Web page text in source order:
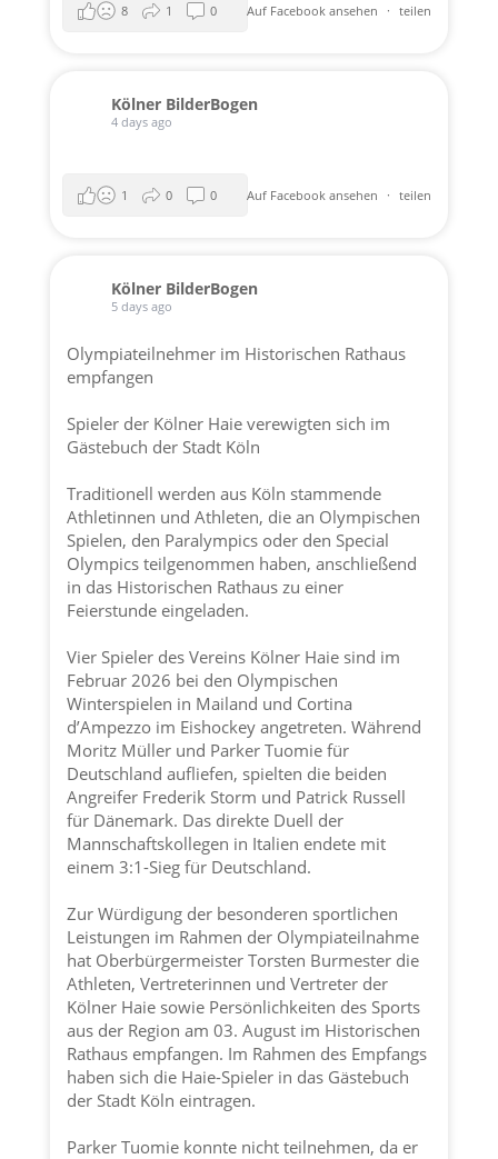
Auf Facebook ansehen · teilen
8 1 0
Kölner BilderBogen
4 days ago
Auf Facebook ansehen · teilen
1 0 0
Kölner BilderBogen
5 days ago
Olympiateilnehmer im Historischen Rathaus
empfangen
Spieler der Kölner Haieverewigten sich im
Gästebuch der Stadt Köln
Traditionell werden aus Köln stammende
Athletinnen und Athleten, die an Olympischen
Spielen, den Paralympics oder den Special
Olympics teilgenommen haben, anschließend
in das Historischen Rathaus zu einer
Feierstunde eingeladen.
Vier Spieler des Vereins Kölner Haiesind im
Februar 2026 bei den Olympischen
Winterspielen in Mailand und Cortina
d’Ampezzo im Eishockey angetreten. Während
Moritz Müller und Parker Tuomie für
Deutschland aufliefen, spielten die beiden
Angreifer Frederik Storm und Patrick Russell
für Dänemark. Das direkte Duell der
Mannschaftskollegen in Italien endete mit
einem 3:1-Sieg für Deutschland.
Zur Würdigung der besonderen sportlichen
Leistungen im Rahmen der Olympiateilnahme
hat Oberbürgermeister Torsten Burmester die
Athleten, Vertreterinnen und Vertreter der
Kölner Haiesowie Persönlichkeiten des Sports
aus der Region am 03. August im Historischen
Rathaus empfangen. Im Rahmen des Empfangs
haben sich die Haie-Spieler in das Gästebuch
der Stadt Köln eintragen.
Parker Tuomie konnte nicht teilnehmen, da er